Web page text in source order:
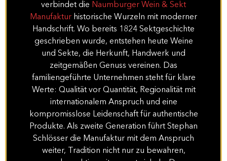
verbindet die Naumburger Wein & Sekt
Manufaktur historische Wurzeln mit moderner
Handschrift. Wo bereits 1824 Sektgeschichte
geschrieben wurde, entstehen heute Weine
und Sekte, die Herkunft, Handwerk und
zeitgemäßen Genuss vereinen. Das
familiengeführte Unternehmen steht für klare
Werte: Qualität vor Quantität, Regionalität mit
internationalem Anspruch und eine
kompromisslose Leidenschaft für authentische
Produkte. Als zweite Generation führt Stephan
Schlösser die Manufaktur mit dem Anspruch
weiter, Tradition nicht nur zu bewahren,